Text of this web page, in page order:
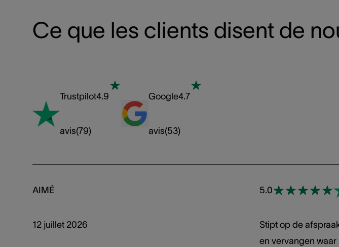
Ce que les clients disent de
Trustpilot4.9
avis(79)
Google4.7
avis(53)
AIMÉ
12 juillet 2026
5.0
Stipt op de
en vervangen